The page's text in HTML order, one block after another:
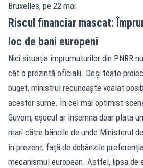
Bruxelles, pe 22 mai.
Riscul financiar mascat:
loc de bani europeni
Nici situația împrumuturilor din PNRR
cât o prezintă oficialii. Deși toate
buget, ministrul recunoaște voalat
acestor sume. În cel mai optimist
Guvern, eșecul ar însemna doar plata
mari către băncile de unde Ministerul
în prezent, față de dobânzile
mecanismul european. Astfel, lipsa de